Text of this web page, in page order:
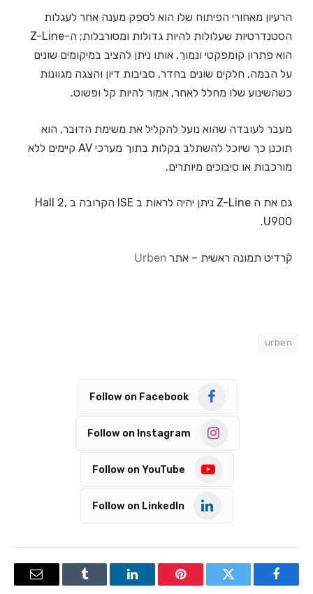
הרעיון מאחורי הפיתוח שלו הוא לספק מענה אחר לעגלות
הסטנדרטיות שעלולות להיות גדולות ומסורבלות; ה-Z-Line
הוא פתרון קומפקטי ונמוך, אותו ניתן להציב במיקומים שונים
על הבמה, חלקים שונים בחדר, סביבות דיון והצגה מגוונות
כשהשינוע שלו מחלל לאחר, אמור להיות קל ופשוט.
מעבר לעובדה שהוא נועל להקליל את משימת הדובר, הוא
תוכנן כך שיוכל להשתלב בקלות בתוך מערכי AV קיימים ללא
מורכבות או סיבוכים מיותרים.
גם את ה Z-Line ניתן יהיה לראות ב ISE הקרובה ב Hall 2,
U900.
קֿרדיט תמונה ראשית – אתר Urben
urben
Follow on Facebook
Follow on Instagram
Follow on YouTube
Follow on LinkedIn
Facebook
Twitter
Pinterest
LinkedIn
Tumblr
Email